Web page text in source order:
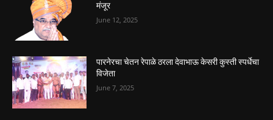
मंजूर
June 12, 2025
पारनेरचा चेतन रेपाळे ठरला देवाभाऊ केसरी कुस्ती स्पर्धेचा
विजेता
June 7, 2025